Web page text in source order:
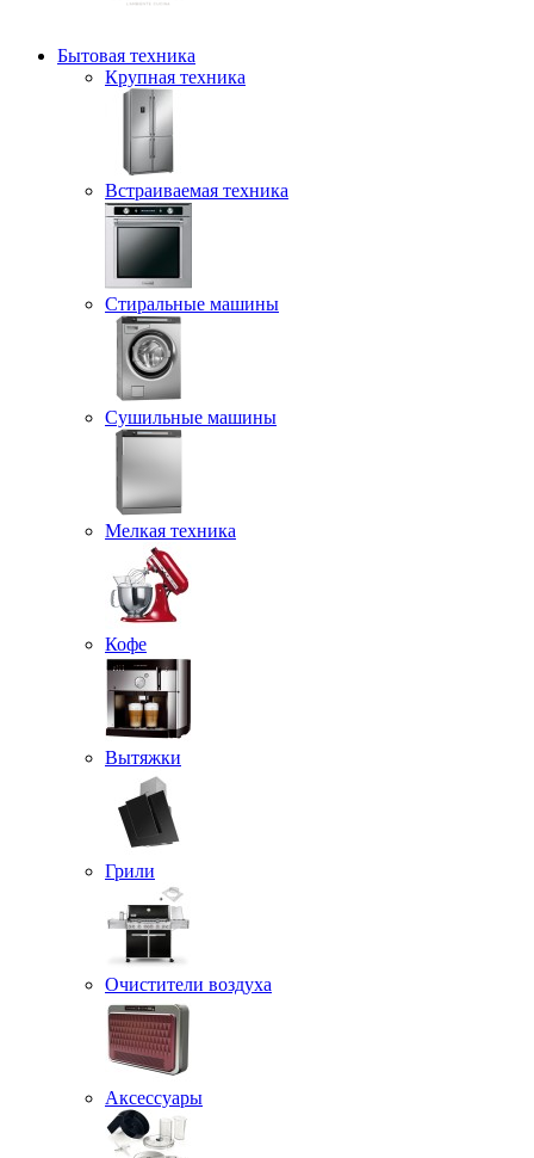
Бытовая техника
Крупная техника
Встраиваемая техника
Стиральные машины
Сушильные машины
Мелкая техника
Кофе
Вытяжки
Грили
Очистители воздуха
Аксессуары